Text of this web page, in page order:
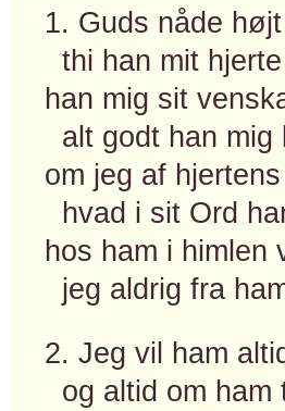
1. Guds nåde
thi han mit
han mig sit
alt godt han mig
om jeg af
hvad i sit Ord
hos ham i himlen
jeg aldrig fra
2. Jeg vil ham
og altid om ham